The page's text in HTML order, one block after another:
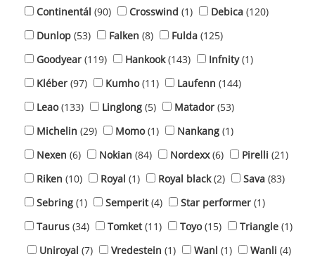
Continentál (90) Crosswind (1) Debica (120)
Dunlop (53) Falken (8) Fulda (125)
Goodyear (119) Hankook(143) Infnity(1)
Kléber (97) Kumho(11) Laufenn (144)
Leao(133) Linglong (5) Matador (53)
Michelin (29) Momo(1) Nankang (1)
Nexen (6) Nokian (84) Nordexx(6) Pirelli (21)
Riken (10) Royal (1) Royal black(2) Sava (83)
Sebring (1) Semperit(4) Star performer (1)
Taurus (34) Tomket(11) Toyo(15) Triangle (1)
Uniroyal (7) Vredestein (1) Wanl (1) Wanli (4)